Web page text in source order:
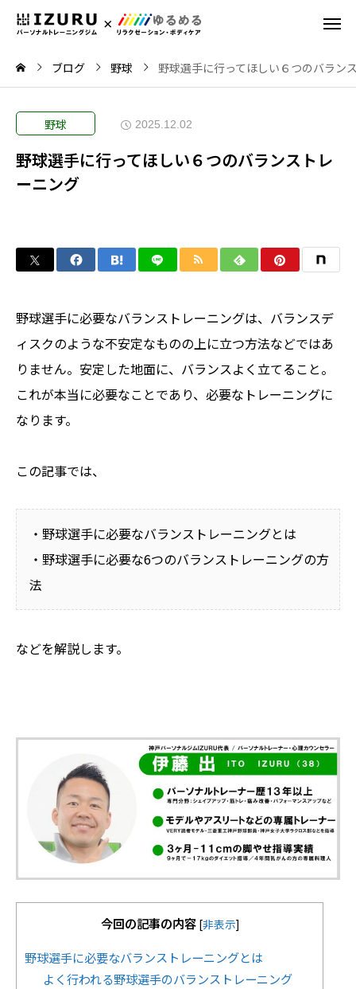
ブログ 野球 野球選手に行ってほしい６つのバラン
野球 2025.12.02
野球選手に行ってほしい６つのバランストレ
ーニング
野球選手に必要なバランストレーニングは、バランスデ
ィスクのような不安定なものの上に立つ方法などではあ
りません。安定した地面に、バランスよく立てること。
これが本当に必要なことであり、必要なトレーニングに
なります。
この記事では、
・野球選手に必要なバランストレーニングとは
・野球選手に必要な6つのバランストレーニングの方
法
などを解説します。
今回の記事の内容 [非表示]
野球選手に必要なバランストレーニングとは
よく行われる野球選手のバランストレーニング